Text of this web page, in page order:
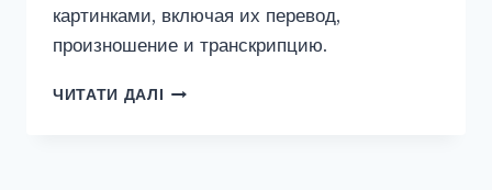
картинками, включая их перевод,
произношение и транскрипцию.
ЧИТАТИ ДАЛІ МОЛОЧНЫЕ